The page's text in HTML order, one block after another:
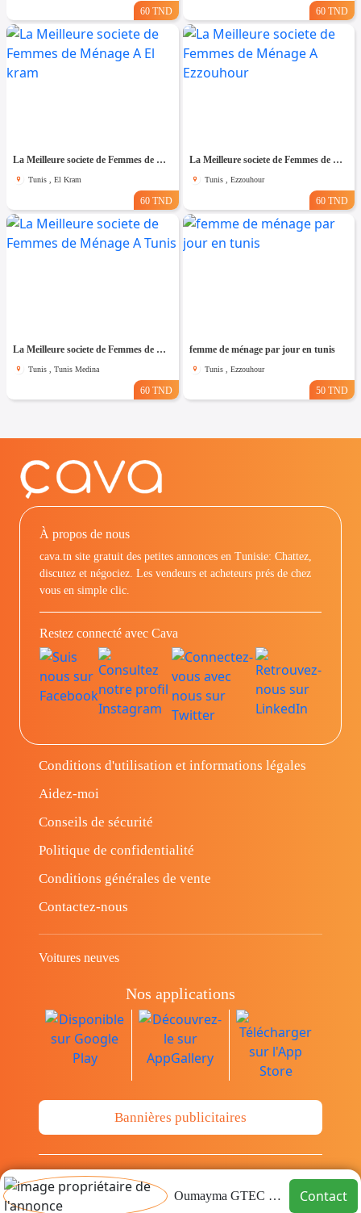
60 TND 60 TND
La Meilleure societe de Femmes de Ménage A El kram
Tunis , El Kram
60 TND
La Meilleure societe de Femmes de Ménage A Ezzouhour
Tunis , Ezzouhour
60 TND
La Meilleure societe de Femmes de Ménage A Tunis
Tunis , Tunis Medina
60 TND
femme de ménage par jour en tunis
Tunis , Ezzouhour
50 TND
Oumayma GTEC GROUP Contact
À propos de nous
cava.tn site gratuit des petites annonces en Tunisie: Chattez,
discutez et négociez. Les vendeurs et acheteurs prés de chez
vous en simple clic.
Restez connecté avec Cava
Conditions d'utilisation et informations légales
Aidez-moi
Conseils de sécurité
Politique de confidentialité
Conditions générales de vente
Contactez-nous
Voitures neuves
Nos applications
Bannières publicitaires
© Copyright 2014-2026 Cava.tn Limited Tous
les droits sont réservés.